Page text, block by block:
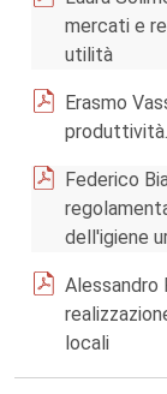
mercati e
utilità
Erasmo
Federico
dell'igiene
Alessandro
locali